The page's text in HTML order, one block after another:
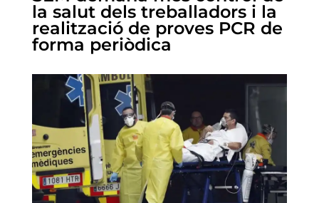
la salut dels treballadors i la
realització de proves PCR de
forma periòdica